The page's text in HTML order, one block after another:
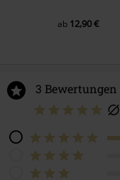
ab 12,90 €
3 Bewertungen